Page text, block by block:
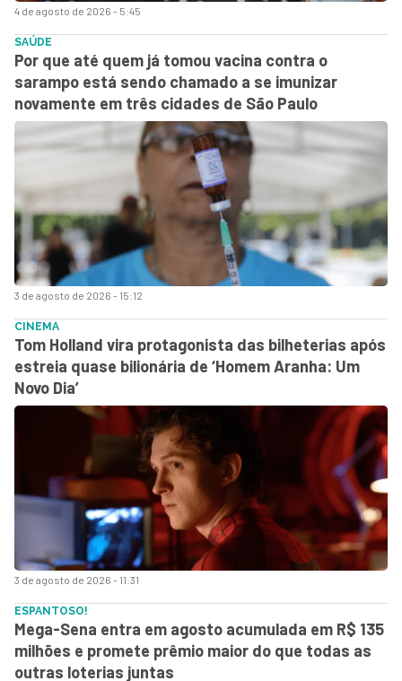
4 de agosto de 2026 - 5:45
3 de agosto de 2026 - 15:12
SAÚDE
Por que até quem já tomou vacina contra o
sarampo está sendo chamado a se imunizar
novamente em três cidades de São Paulo
3 de agosto de 2026 - 11:31
CINEMA
Tom Holland vira protagonista das bilheterias após
estreia quase bilionária de ‘Homem Aranha: Um
Novo Dia’
ESPANTOSO!
Mega-Sena entra em agosto acumulada em R$ 135
milhões e promete prêmio maior do que todas as
outras loterias juntas